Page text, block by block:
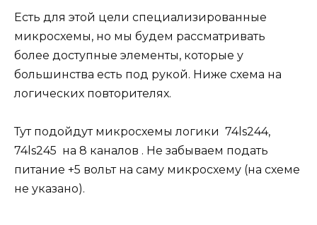
Есть для этой цели специализированные
микросхемы, но мы будем рассматривать
более доступные элементы, которые у
большинства есть под рукой. Ниже схема на
логических повторителях.
Тут подойдут микросхемы логики 74ls244,
74ls245 на 8 каналов . Не забываем подать
питание +5 вольт на саму микросхему (на схеме
не указано).